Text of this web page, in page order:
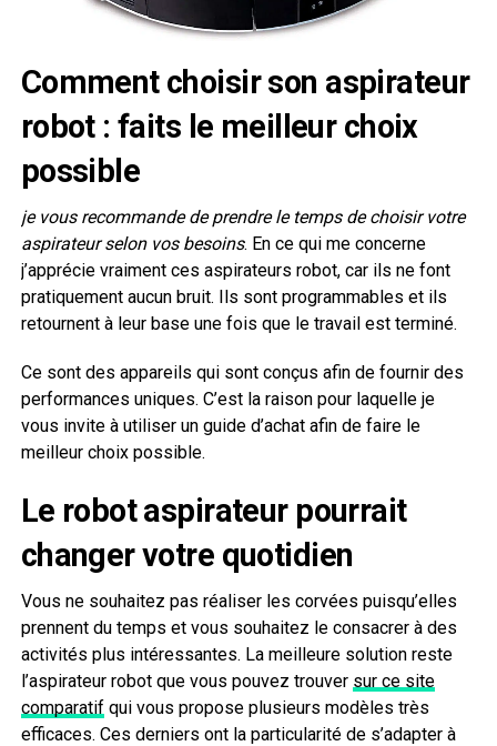
Comment choisir son aspirateur
robot : faits le meilleur choix
possible
je vous recommande de prendre le temps de choisir votre
aspirateur selon vos besoins. En ce qui me concerne
j’apprécie vraiment ces aspirateurs robot, car ils ne font
pratiquement aucun bruit. Ils sont programmables et ils
retournent à leur base une fois que le travail est terminé.
Ce sont des appareils qui sont conçus afin de fournir des
performances uniques. C’est la raison pour laquelle je
vous invite à utiliser un guide d’achat afin de faire le
meilleur choix possible.
Le robot aspirateur pourrait
changer votre quotidien
Vous ne souhaitez pas réaliser les corvées puisqu’elles
prennent du temps et vous souhaitez le consacrer à des
activités plus intéressantes. La meilleure solution reste
l’aspirateur robot que vous pouvez trouver sur ce site
comparatifqui vous propose plusieurs modèles très
efficaces. Ces derniers ont la particularité de s’adapter à